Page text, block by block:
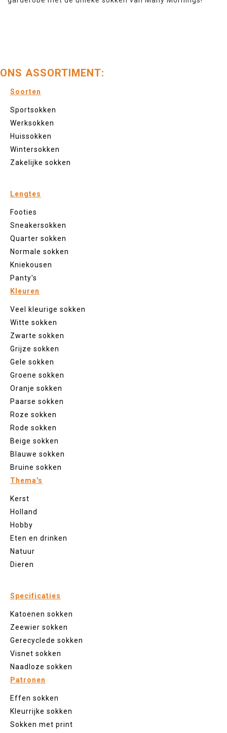
ONS ASSORTIMENT:
Soorten
Sportsokken
Werksokken
Huissokken
Wintersokken
Zakelijke sokken
Lengtes
Footies
Sneakersokken
Quarter sokken
Normale sokken
Kniekousen
Panty's
Kleuren
Veel kleurige sokken
Witte sokken
Zwarte sokken
Grijze sokken
Gele sokken
Groene sokken
Oranje sokken
Paarse sokken
Roze sokken
Rode sokken
Beige sokken
Blauwe sokken
Bruine sokken
Thema's
Kerst
Holland
Hobby
Eten en drinken
Natuur
Dieren
Specificaties
Katoenen sokken
Zeewier sokken
Gerecyclede sokken
Visnet sokken
Naadloze sokken
Patronen
Effen sokken
Kleurrijke sokken
Sokken met print